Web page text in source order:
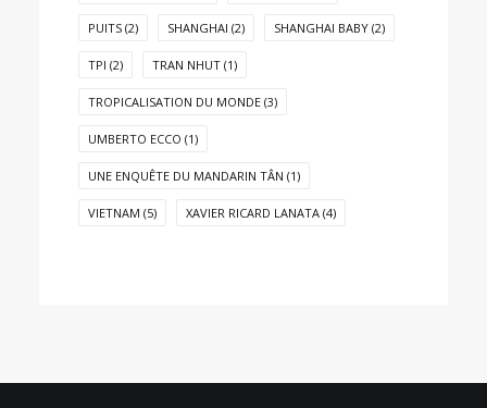
PUITS (2) SHANGHAI (2) SHANGHAI BABY (2)
TPI (2) TRAN NHUT (1)
TROPICALISATION DU MONDE (3)
UMBERTO ECCO (1)
UNE ENQUÊTE DU MANDARIN TÂN (1)
VIETNAM (5) XAVIER RICARD LANATA (4)